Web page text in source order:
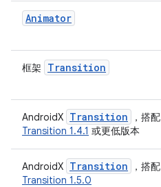
Animator
框架 Transition
AndroidX Transition
，搭配
Transition 1.4.1 或更低版本
AndroidX Transition
，搭配
Transition 1.5.0